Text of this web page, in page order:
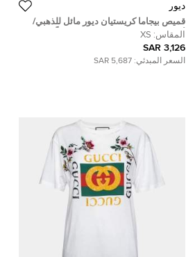
ديور
قميص بيجاما كريستيان ديور مائل للذهبي/
أبيض معدني جاكار مقاس صغير جداً
المقاس: XS
3,126 SAR
السعر المبدئي: 5,687 SAR